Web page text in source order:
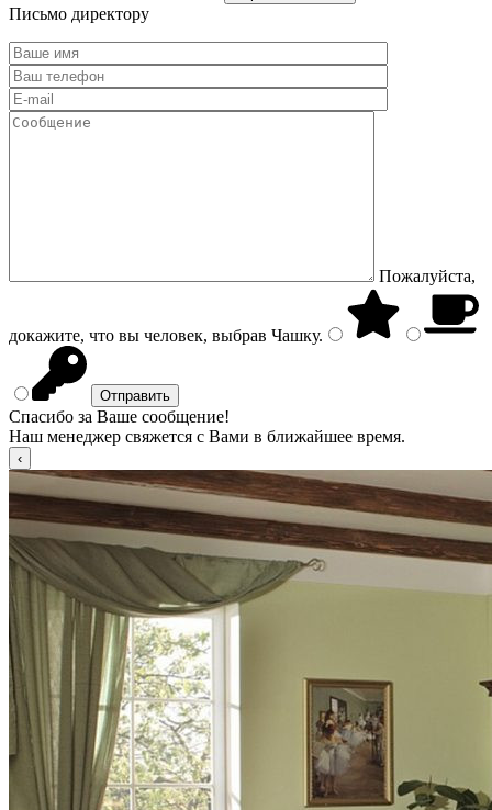
Письмо директору
Пожалуйста,
докажите, что вы человек, выбрав Чашку.
Спасибо за Ваше сообщение!
Наш менеджер свяжется с Вами в ближайшее время.